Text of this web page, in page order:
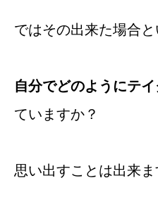
ではその出来た場合と
自分でどのようにテ
ていますか？
思い出すことは出来ま